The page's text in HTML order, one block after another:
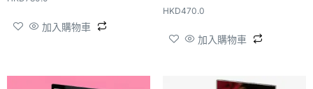
加入購物車
HKD470.0
加入購物車